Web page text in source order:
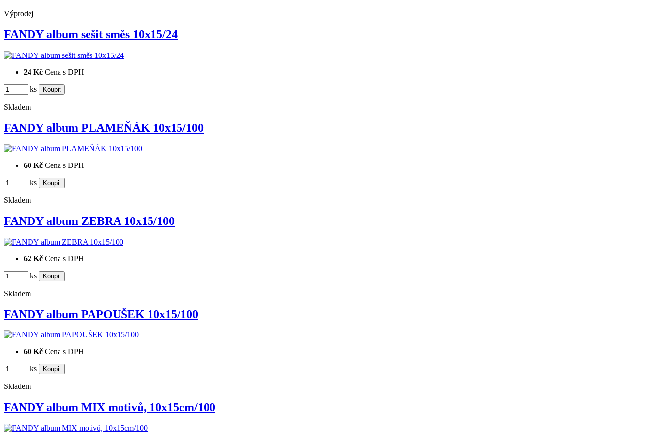
Výprodej
FANDY album sešit směs 10x15/24
24 Kč Cena s DPH
ks
Skladem
FANDY album PLAMEŇÁK 10x15/100
60 Kč Cena s DPH
ks
Skladem
FANDY album ZEBRA 10x15/100
62 Kč Cena s DPH
ks
Skladem
FANDY album PAPOUŠEK 10x15/100
60 Kč Cena s DPH
ks
Skladem
FANDY album MIX motivů, 10x15cm/100